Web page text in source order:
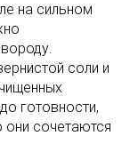
на сильном
соли и
готовности,
сочетаются